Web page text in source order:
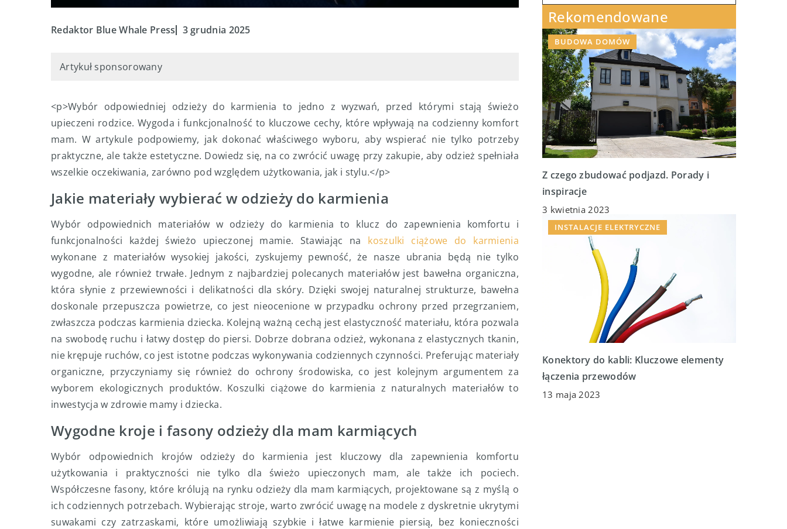
Redaktor Blue Whale Press 3 grudnia 2025
Artykuł sponsorowany
<p>Wybór odpowiedniej odzieży do karmienia to jedno z wyzwań, przed którymi stają świeżo
upieczeni rodzice. Wygoda i funkcjonalność to kluczowe cechy, które wpływają na codzienny komfort
mam. W artykule podpowiemy, jak dokonać właściwego wyboru, aby wspierać nie tylko potrzeby
praktyczne, ale także estetyczne. Dowiedz się, na co zwrócić uwagę przy zakupie, aby odzież spełniała
wszelkie oczekiwania, zarówno pod względem użytkowania, jak i stylu.</p>
Jakie materiały wybierać w odzieży do karmienia
Wybór odpowiednich materiałów w odzieży do karmienia to klucz do zapewnienia komfortu i
funkcjonalności każdej świeżo upieczonej mamie. Stawiając na koszulki ciążowe do karmienia
wykonane z materiałów wysokiej jakości, zyskujemy pewność, że nasze ubrania będą nie tylko
wygodne, ale również trwałe. Jednym z najbardziej polecanych materiałów jest bawełna organiczna,
która słynie z przewiewności i delikatności dla skóry. Dzięki swojej naturalnej strukturze, bawełna
doskonale przepuszcza powietrze, co jest nieocenione w przypadku ochrony przed przegrzaniem,
zwłaszcza podczas karmienia dziecka. Kolejną ważną cechą jest elastyczność materiału, która pozwala
na swobodę ruchu i łatwy dostęp do piersi. Dobrze dobrana odzież, wykonana z elastycznych tkanin,
nie krępuje ruchów, co jest istotne podczas wykonywania codziennych czynności. Preferując materiały
organiczne, przyczyniamy się również do ochrony środowiska, co jest kolejnym argumentem za
wyborem ekologicznych produktów. Koszulki ciążowe do karmienia z naturalnych materiałów to
inwestycja w zdrowie mamy i dziecka.
Wygodne kroje i fasony odzieży dla mam karmiących
Wybór odpowiednich krojów odzieży do karmienia jest kluczowy dla zapewnienia komfortu
użytkowania i praktyczności nie tylko dla świeżo upieczonych mam, ale także ich pociech.
Współczesne fasony, które królują na rynku odzieży dla mam karmiących, projektowane są z myślą o
ich codziennych potrzebach. Wybierając stroje, warto zwrócić uwagę na modele z dyskretnie ukrytymi
suwakami czy zatrzaskami, które umożliwiają szybkie i łatwe karmienie piersią, bez konieczności
Rekomendowane
BUDOWA DOMÓW
Z czego zbudować podjazd. Porady i
inspiracje
3 kwietnia 2023
INSTALACJE ELEKTRYCZNE
Konektory do kabli: Kluczowe elementy
łączenia przewodów
13 maja 2023